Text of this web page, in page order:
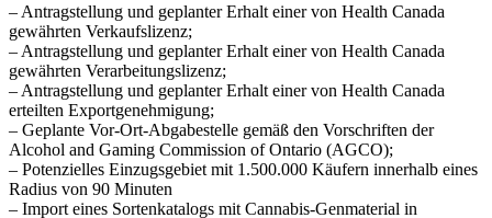
– Antragstellung und geplanter Erhalt einer von Health Canada
gewährten Verkaufslizenz;
– Antragstellung und geplanter Erhalt einer von Health Canada
gewährten Verarbeitungslizenz;
– Antragstellung und geplanter Erhalt einer von Health Canada
erteilten Exportgenehmigung;
– Geplante Vor-Ort-Abgabestelle gemäß den Vorschriften der
Alcohol and Gaming Commission of Ontario (AGCO);
– Potenzielles Einzugsgebiet mit 1.500.000 Käufern innerhalb eines
Radius von 90 Minuten
– Import eines Sortenkatalogs mit Cannabis-Genmaterial in